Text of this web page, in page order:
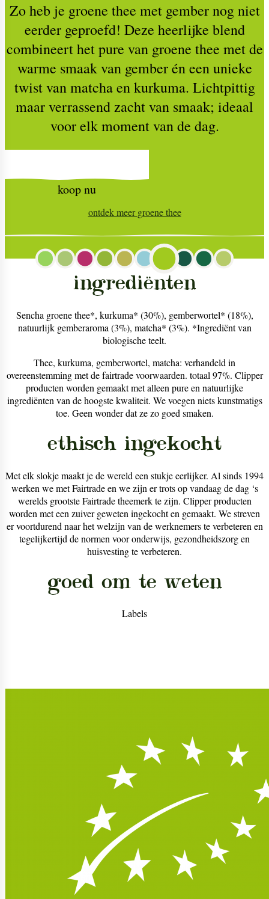
Zo heb je groene thee met gember nog niet
eerder geproefd! Deze heerlijke blend
combineert het pure van groene thee met de
warme smaak van gember én een unieke
twist van matcha en kurkuma. Lichtpittig
maar verrassend zacht van smaak; ideaal
voor elk moment van de dag.
koop nu
ontdek meergroene thee
ingrediënten
Sencha groene thee*, kurkuma* (30%), gemberwortel* (18%),
natuurlijk gemberaroma (3%), matcha* (3%). *Ingrediënt van
biologische teelt.
Thee, kurkuma, gemberwortel, matcha: verhandeld in
overeenstemming met de fairtrade voorwaarden. totaal 97%. Clipper
producten worden gemaakt met alleen pure en natuurlijke
ingrediënten van de hoogste kwaliteit. We voegen niets kunstmatigs
toe. Geen wonder dat ze zo goed smaken.
ethisch ingekocht
Met elk slokje maakt je de wereld een stukje eerlijker. Al sinds 1994
werken we met Fairtrade en we zijn er trots op vandaag de dag ‘s
werelds grootste Fairtrade theemerk te zijn. Clipper producten
worden met een zuiver geweten ingekocht en gemaakt. We streven
er voortdurend naar het welzijn van de werknemers te verbeteren en
tegelijkertijd de normen voor onderwijs, gezondheidszorg en
huisvesting te verbeteren.
goed om te weten
Labels